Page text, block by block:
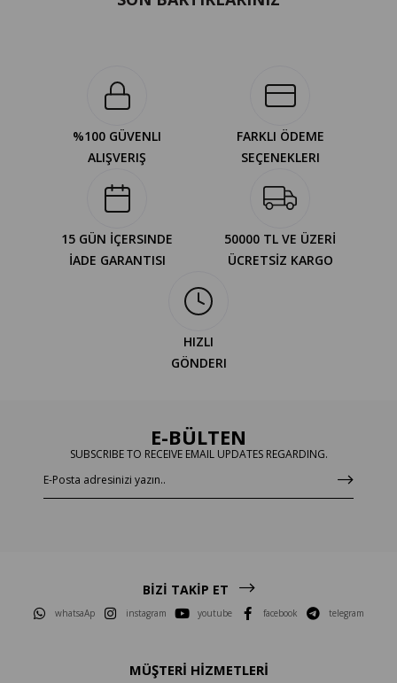
%100 GÜVENLI
ALIŞVERIŞ
FARKLI ÖDEME
SEÇENEKLERI
15 GÜN İÇERSINDE
İADE GARANTISI
50000 TL VE ÜZERİ
ÜCRETSİZ KARGO
HIZLI
GÖNDERI
E-BÜLTEN
SUBSCRIBE TO RECEIVE EMAIL UPDATES REGARDING.
BİZİ TAKİP ET
whatsaAp instagram youtube facebook telegram
MÜŞTERİ HİZMETLERİ